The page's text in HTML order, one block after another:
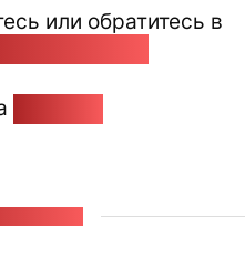
или обратитесь в